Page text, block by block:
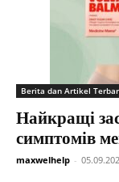
Berita dan Artikel
Найкращі
симптомів
maxwelhelp -